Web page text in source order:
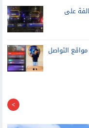
على
التواصل